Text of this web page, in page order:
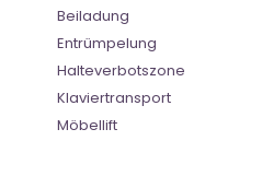
Beiladung
Entrümpelung
Halteverbotszone
Klaviertransport
Möbellift